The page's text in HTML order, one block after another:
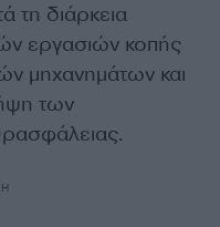
τη διάρκεια
εργασιών κοπής
μηχανημάτων και
των